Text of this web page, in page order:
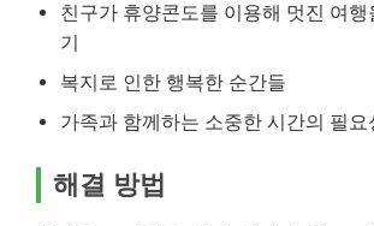
친구가 휴양콘도를 이용해 멋진 여
기
복지로 인한 행복한 순간들
가족과 함께하는 소중한 시간의 필요
해결 방법